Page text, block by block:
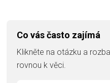
Co vás často zajímá
Klikněte na otázku a
rovnou k věci.